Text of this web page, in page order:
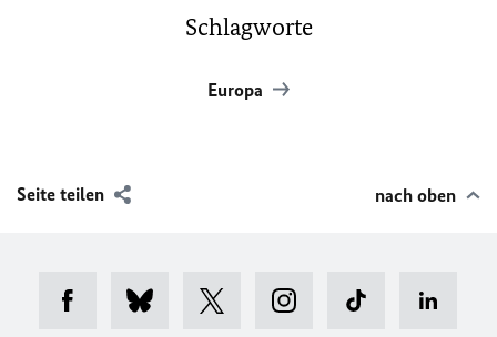
Schlagworte
Europa
Seite teilen nach oben